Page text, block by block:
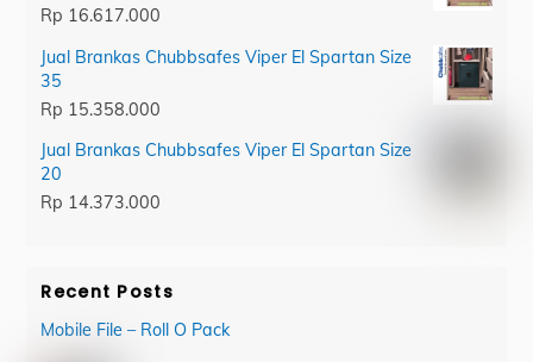
Rp 16.617.000
Jual Brankas Chubbsafes Viper El Spartan Size
35
Rp 15.358.000
Jual Brankas Chubbsafes Viper El Spartan Size
20
Rp 14.373.000
Recent Posts
Mobile File – Roll O Pack